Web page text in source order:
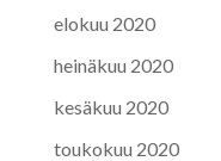
elokuu 2020
heinäkuu 2020
kesäkuu 2020
toukokuu 2020